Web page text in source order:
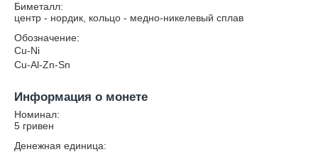
Биметалл:
центр - нордик, кольцо - медно-никелевый сплав
Обозначение:
Cu-Ni
Cu-Al-Zn-Sn
Информация о монете
Номинал:
5 гривен
Денежная единица: